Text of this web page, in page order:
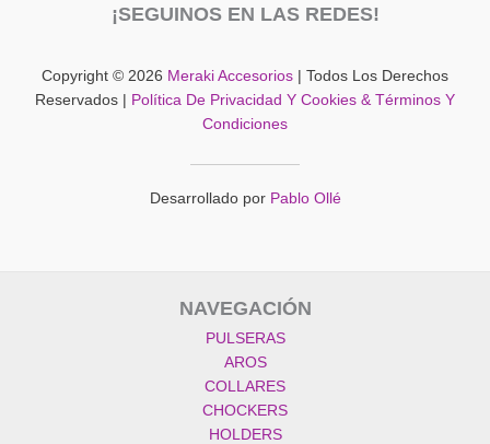
¡SEGUINOS EN LAS REDES!
Copyright © 2026 Meraki Accesorios | Todos Los Derechos
Reservados |
Política De Privacidad Y Cookies & Términos Y
Condiciones
Desarrollado por Pablo Ollé
NAVEGACIÓN
PULSERAS
AROS
COLLARES
CHOCKERS
HOLDERS